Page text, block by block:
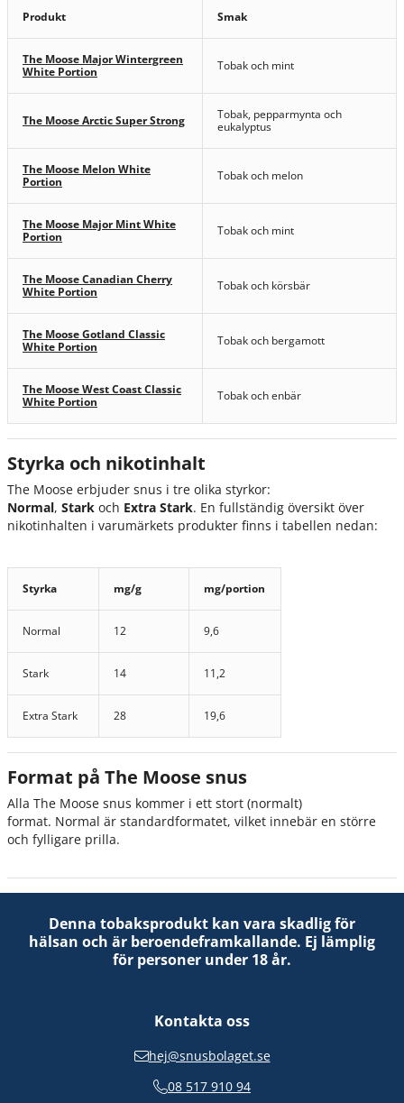
Produkt Smak
The Moose Major Wintergreen
White Portion
Tobak och mint
The Moose Arctic Super Strong
Tobak, pepparmynta och
eukalyptus
The Moose Melon White
Portion
Tobak och melon
The Moose Major Mint White
Portion
Tobak och mint
The Moose Canadian Cherry
White Portion
Tobak och körsbär
The Moose Gotland Classic
White Portion
Tobak och bergamott
The Moose West Coast Classic
White Portion
Tobak och enbär
Styrka och nikotinhalt
The Moose erbjuder snus i tre olika styrkor:
Normal, Stark och Extra Stark. En fullständig översikt över
nikotinhalten i varumärkets produkter finns i tabellen nedan:
Styrka mg/g mg/portion
Normal 12 9,6
Stark 14 11,2
Extra Stark 28 19,6
Format på The Moose snus
Alla The Moose snus kommer i ett stort (normalt)
format. Normal är standardformatet, vilket innebär en större
och fylligare prilla.
Denna tobaksprodukt kan vara skadlig för
hälsan och är beroendeframkallande. Ej lämplig
för personer under 18 år.
Kontakta oss
hej@snusbolaget.se
08 517 910 94